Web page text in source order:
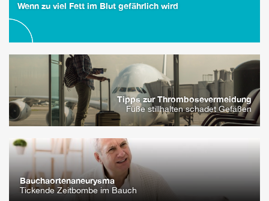
Wenn zu viel Fett im Blut gefährlich wird
Tipps zur Thrombosevermeidung
Füße stillhalten schadet Gefäßen
Bauchaorten­aneurysma
Tickende Zeitbombe im Bauch